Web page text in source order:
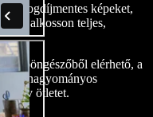
jogdíjmentes képeket,
és alkosson teljes,
a böngészőből elérhető, a
a hagyományos
ötletet.